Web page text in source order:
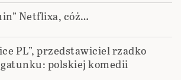
Netflixa, cóż…
PL”, przedstawiciel rzadko
polskiej komedii